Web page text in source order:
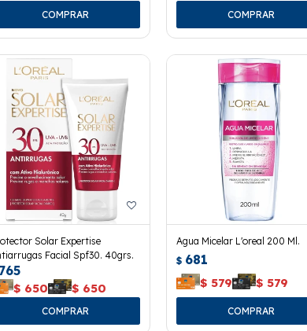
Solar Expertise
Facial Spf30. 40grs.
765
$ 650 $ 650
Agua Micelar L'oreal 200 Ml.
$ 681
$ 579 $ 579